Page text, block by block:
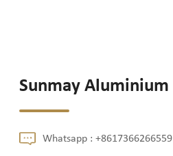
Sunmay Aluminium
Whatsapp :+8617366266559